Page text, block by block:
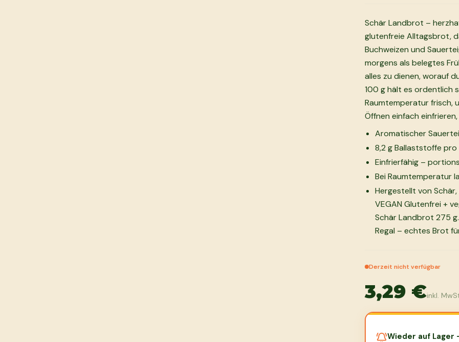
Schär Landbrot –
glutenfreie Alltagsbrot,
Buchweizen und
morgens als belegtes
alles zu dienen, worauf
100 g hält es ordentlich
Raumtemperatur frisch,
Öffnen einfach
Aromatischer
8,2 g Ballaststoffe
Einfrierfähig –
Bei Raumtemperatur
Hergestellt von
VEGAN Glutenfrei +
Schär Landbrot 275
Regal – echtes Brot
Derzeit nicht verfügbar
3,29 €inkl.
Wieder auf Lager